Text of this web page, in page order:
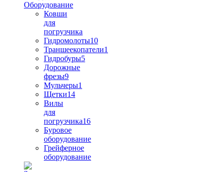
Оборудование
Ковши
для
погрузчика
Гидромолоты10
Траншеекопатели1
Гидробуры5
Дорожные
фрезы9
Мульчеры1
Щетки14
Вилы
для
погрузчика16
Буровое
оборудование
Грейферное
оборудование